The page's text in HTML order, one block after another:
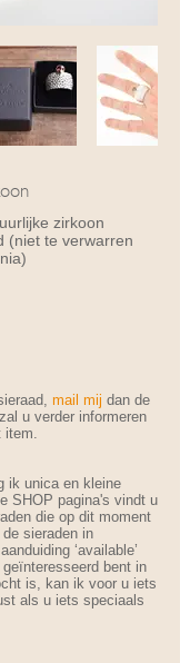
zirkoon
(niet te verwarren
mail mij dan de
u verder informeren
item.
ik unica en kleine
SHOP pagina's vindt u
die op dit moment
sieraden in
‘available’
bent in
is, kan ik voor u iets
als u iets speciaals